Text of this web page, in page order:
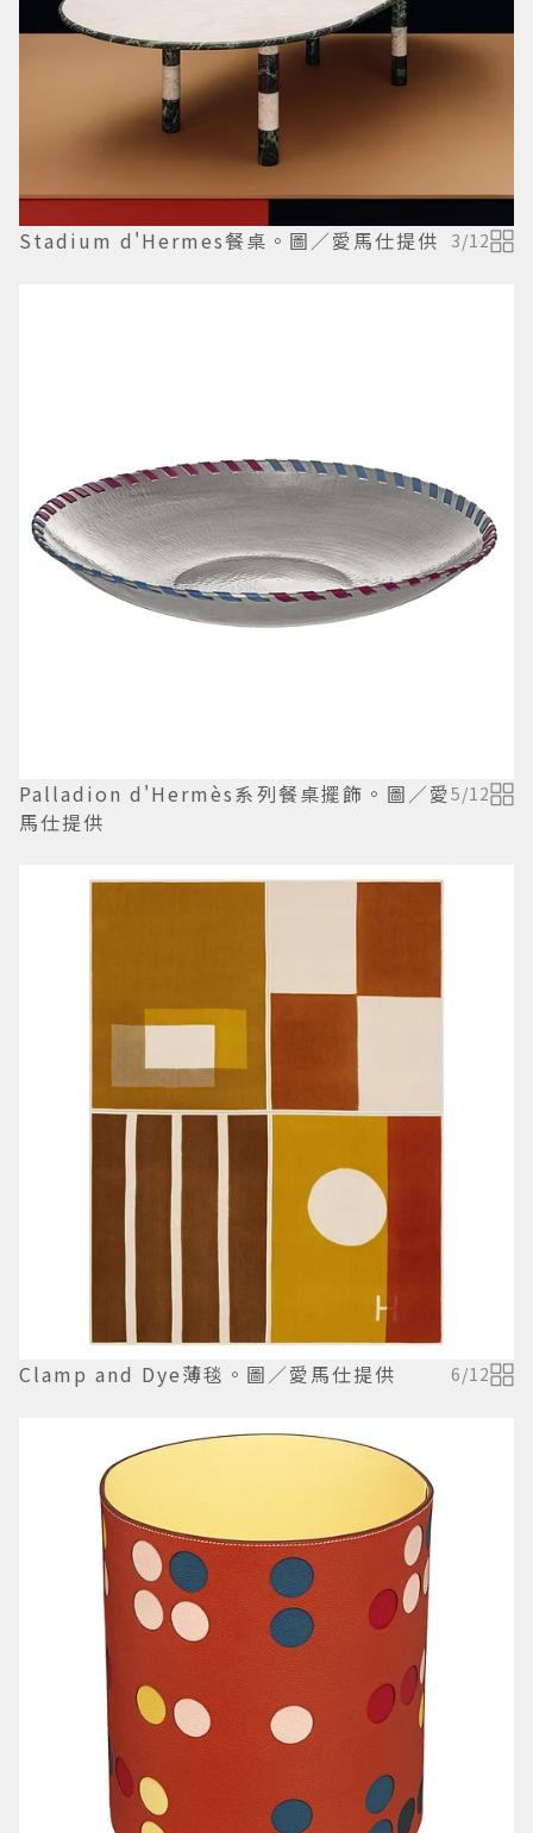
Stadium d'Hermes餐桌。圖／愛馬仕提供 3/12
Palladion d'Hermès系列餐桌擺飾。圖／愛
馬仕提供
5/12
Clamp and Dye薄毯。圖／愛馬仕提供 6/12